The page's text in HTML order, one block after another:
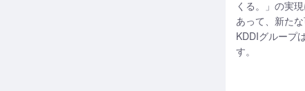
くる。」の実
あって、新た
KDDIグループ
す。